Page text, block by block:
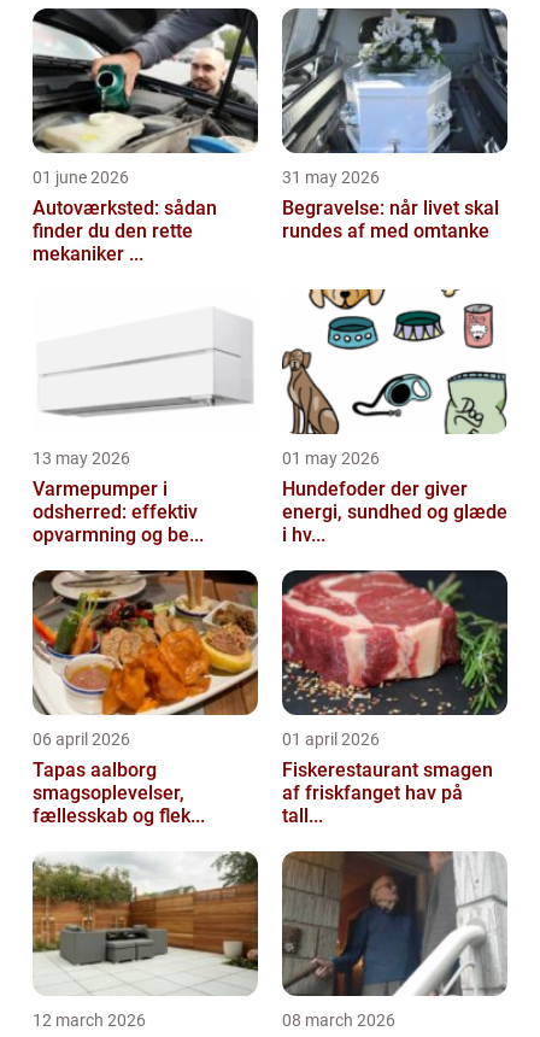
01 june 2026
Autoværksted: sådan
finder du den rette
mekaniker ...
31 may 2026
Begravelse: når livet skal
rundes af med omtanke
13 may 2026
Varmepumper i
odsherred: effektiv
opvarmning og be...
01 may 2026
Hundefoder der giver
energi, sundhed og glæde
i hv...
06 april 2026
Tapas aalborg
smagsoplevelser,
fællesskab og flek...
01 april 2026
Fiskerestaurant smagen
af friskfanget hav på
tall...
12 march 2026 08 march 2026